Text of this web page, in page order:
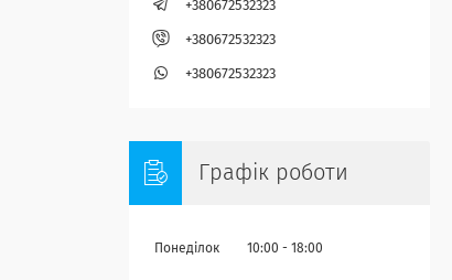
+380672532323
+380672532323
+380672532323
Графік роботи
Понеділок 10:00 18:00